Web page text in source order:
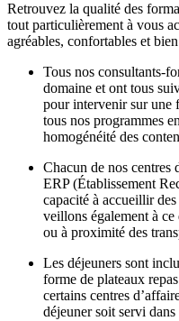
Retrouvez la qualité des
tout particulièrement à vous
agréables, confortables et
Tous nos consultants-
domaine et ont tous
pour intervenir sur une
tous nos programmes
homogénéité des
Chacun de nos centres
ERP (Établissement
capacité à accueillir
veillons également à
ou à proximité des
Les déjeuners sont
forme de plateaux
certains centres
déjeuner soit servi